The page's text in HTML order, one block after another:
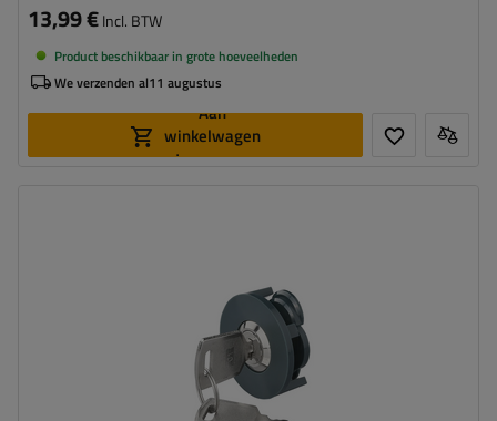
13,99 €Incl. BTW
Product beschikbaar in grote hoeveelheden
We verzenden al11 augustus
Aan
winkelwagen
toevoegen